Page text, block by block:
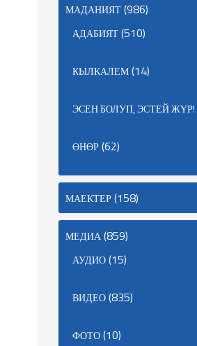
МАДАНИЯТ(986)
АДАБИЯТ(510)
КЫЛКАЛЕМ(14)
ЭСЕН БОЛУП, ЭСТЕЙ ЖҮР!
ӨНӨР(62)
МАЕКТЕР(158)
МЕДИА(859)
АУДИО(15)
ВИДЕО(835)
ФОТО(10)